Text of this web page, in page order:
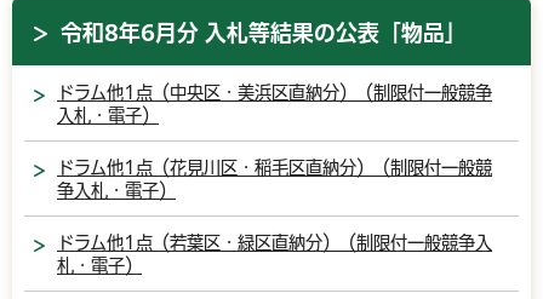
令和8年6月分 入札等結果の公表「物品」
ドラム他1点（中央区・美浜区直納分）（制限付一般競争
入札・電子）
ドラム他1点（花見川区・稲毛区直納分）（制限付一般競
争入札・電子）
ドラム他1点（若葉区・緑区直納分）（制限付一般競争入
札・電子）